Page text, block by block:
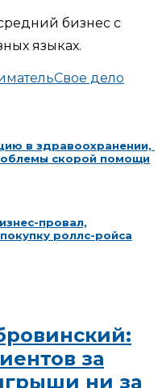
бизнес с
языках.
Свое дело
в здравоохранении,
скорой помощи
провал,
роллс-ройса
за
ни за